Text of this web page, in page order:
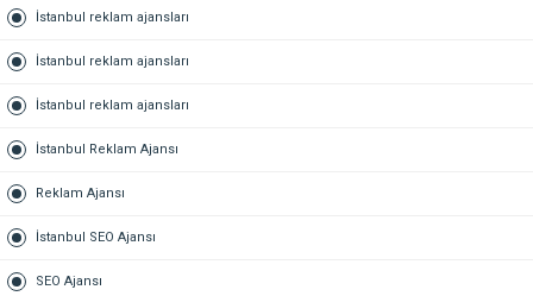
İstanbul reklam ajansları
İstanbul reklam ajansları
İstanbul reklam ajansları
İstanbul Reklam Ajansı
Reklam Ajansı
İstanbul SEO Ajansı
SEO Ajansı